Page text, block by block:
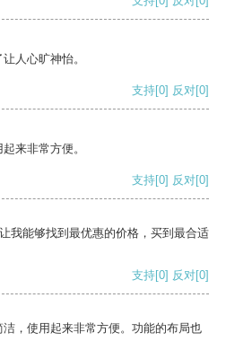
人心旷神怡。
支持[0] 反对[0]
来非常方便。
支持[0] 反对[0]
我能够找到最优惠的价格，买到最合适
支持[0] 反对[0]
，使用起来非常方便。功能的布局也